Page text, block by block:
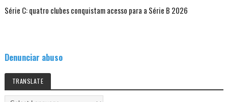
Série C: quatro clubes conquistam acesso para a Série B 2026
Denunciar abuso
TRANSLATE